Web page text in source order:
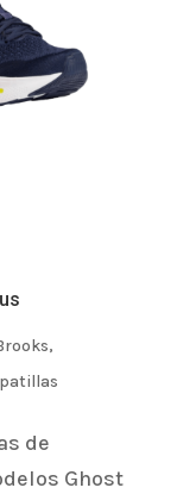
,
de
Ghost